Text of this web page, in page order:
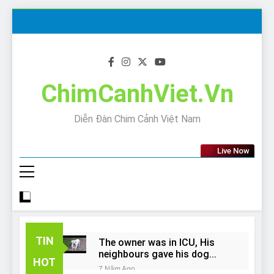
ChimCanhViet.Vn
Diễn Đàn Chim Cảnh Việt Nam
Live Now
TIN
HOT
The owner was in ICU, His
neighbours gave his dog
away!
7 Năm Ago